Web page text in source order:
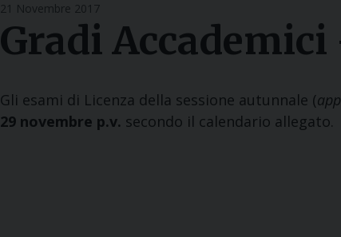
21 Novembre 2017
Gradi
Gli esami di Licenza della sessione autunnale (
29 novembre p.v. secondo il calendario allegato.